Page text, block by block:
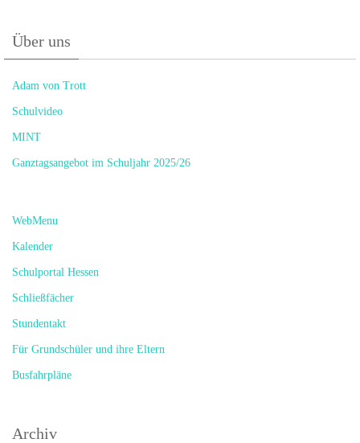
Über uns
Adam von Trott
Schulvideo
MINT
Ganztagsangebot im Schuljahr 2025/26
WebMenu
Kalender
Schulportal Hessen
Schließfächer
Stundentakt
Für Grundschüler und ihre Eltern
Busfahrpläne
Archiv